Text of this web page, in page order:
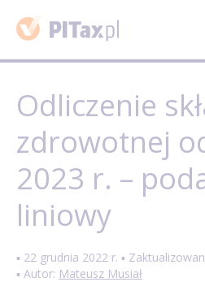
Odliczenie
zdrowotnej
2023 r. –
liniowy
▪ 22 grudnia 2022 r. ▪
▪ Autor: Mateusz Musiał